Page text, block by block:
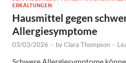
ERKÄLTUNGEN
Hausmittel gegen
Allergiesymptome
03/03/2026 - byClara Thompson -